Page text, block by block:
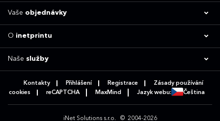
Vaše objednávky
O inetprintu
Naše služby
Kontakty Přihlášení Registrace
Zásady používání
cookies
reCAPTCHA MaxMind Jazyk webu: Čeština
iNet Solutions s.r.o. © 2004-2026